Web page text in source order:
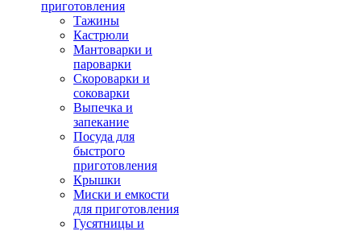
приготовления
Тажины
Кастрюли
Мантоварки и
пароварки
Скороварки и
соковарки
Выпечка и
запекание
Посуда для
быстрого
приготовления
Крышки
Миски и емкости
для приготовления
Гусятницы и